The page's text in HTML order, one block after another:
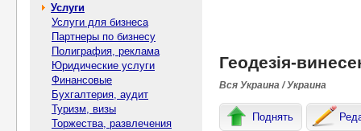
Услуги
Услуги для бизнеса
Партнеры по бизнесу
Полиграфия, реклама
Юридические услуги
Финансовые
Бухгалтерия, аудит
Туризм, визы
Торжества, развлечения
Геодезія-
Вся Украина / Украина
Поднять